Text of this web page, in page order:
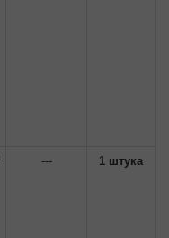
--- 1 штука